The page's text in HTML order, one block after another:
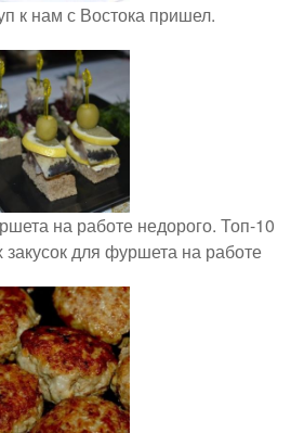
к нам с Востока пришел.
на работе недорого. Топ-10
закусок для фуршета на работе